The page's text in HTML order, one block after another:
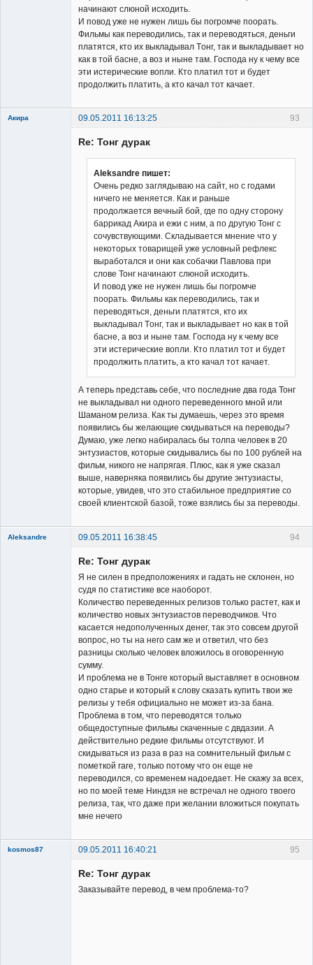
начинают слюной исходить.
И повод уже не нужен лишь бы погромче поорать.
Фильмы как переводились, так и переводяться, деньги
платятся, кто их выкладывал Тoнг, так и выкладывает но
как в той басне, а воз и ныне там. Господа ну к чему все
эти истерические вопли. Кто платил тот и будет
продолжить платить, а кто качал тот качает.
93
Акира 09.05.2011 16:13:25
Re: Тонг дурак
Aleksandre пишет:
Очень редко заглядываю на сайт, но с годами
ничего не меняется. Как и раньше
продолжается вечный бой, где по одну сторону
баррикад Акира и ежи с ним, а по другую Тонг с
сочувствующими. Складывается мнение что у
некоторых товарищей уже условный рефлекс
выработался и они как собачки Павлова при
слове Тонг начинают слюной исходить.
И повод уже не нужен лишь бы погромче
поорать. Фильмы как переводились, так и
переводяться, деньги платятся, кто их
выкладывал Тoнг, так и выкладывает но как в той
басне, а воз и ныне там. Господа ну к чему все
эти истерические вопли. Кто платил тот и будет
продолжить платить, а кто качал тот качает.
А теперь представь себе, что последние два года Тонг
не выкладывал ни одного переведенного мной или
Шаманом релиза. Как ты думаешь, через это время
появились бы желающие скидываться на переводы?
Думаю, уже легко набиралась бы толпа человек в 20
энтузиастов, которые скидывались бы по 100 рублей на
фильм, никого не напрягая. Плюс, как я уже сказал
выше, наверняка появились бы другие энтузиасты,
которые, увидев, что это стабильное предприятие со
своей клиентской базой, тоже взялись бы за переводы.
94
Aleksandre
09.05.2011 16:38:45
Re: Тонг дурак
Я не силен в предположениях и гадать не склонен, но
судя по статистике все наоборот.
Количество переведенных релизов только растет, как и
количество новых энтузиастов переводчиков. Что
касается недополученных денег, так это совсем другой
вопрос, но ты на него сам же и ответил, что без
разницы сколько человек вложилось в оговоренную
сумму.
И проблема не в Тонге который выставляет в основном
одно старье и который к слову сказать купить твои же
релизы у тебя официально не может из-за бана.
Проблема в том, что переводятся только
общедоступные фильмы скаченные с двдазии. А
действительно редкие фильмы отсутствуют. И
скидываться из раза в раз на сомнительный фильм с
пометкой rare, только потому что он еще не
переводился, со временем надоедает. Не скажу за всех,
но по моей теме Ниндзя не встречал не одного твоего
релиза, так, что даже при желании вложиться покупать
мне нечего
95
kosmos87 09.05.2011 16:40:21
Re: Тонг дурак
Заказывайте перевод, в чем проблема-то?